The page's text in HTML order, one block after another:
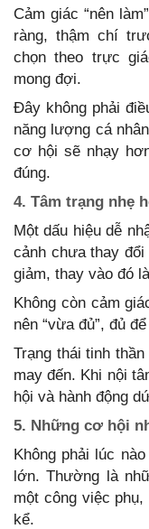
Cảm giác “nên
ràng, thậm chí
chọn theo trực
mong đợi.
Đây không phải
năng lượng cá
cơ hội sẽ nhạy
đúng.
4. Tâm trạng nhẹ
Một dấu hiệu dễ
cảnh chưa thay
giảm, thay vào đó
Không còn cảm
nên “vừa đủ”, đủ
Trạng thái tinh
may đến. Khi nội
hội và hành động
5. Những cơ hội
Không phải lúc
lớn. Thường là
một công việc
kể.